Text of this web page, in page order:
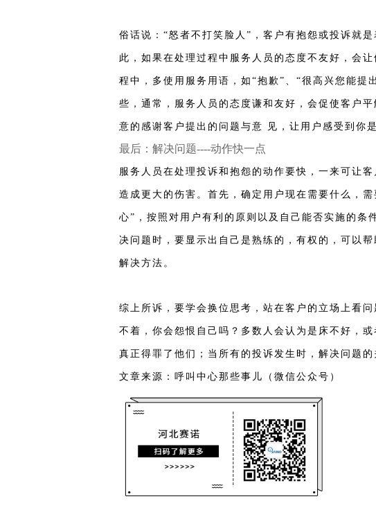
俗话说：“怒者不打笑脸人”，客户有抱怨或投诉就
此，如果在处理过程中服务人员的态度不友好，会
程中，多使用服务用语，如“抱歉”、“很高兴您能
些，通常，服务人员的态度谦和友好，会促使客户
意的感谢客户提出的问题与意 见，让用户感受到你
最后：解决问题----动作快一点
服务人员在处理投诉和抱怨的动作要快，一来可让
造成更大的伤害。首先，确定用户现在需要什么，
心”，按照对用户有利的原则以及自己能否实施的条
决问题时，要显示出自己是熟练的，有权的，可以
解决方法。
综上所诉，要学会换位思考，站在客户的立场上看
不着，你会怨恨自己吗？多数人会认为是床不好，
真正得罪了他们；当所有的投诉发生时，解决问题
文章来源：呼叫中心那些事儿（微信公众号）